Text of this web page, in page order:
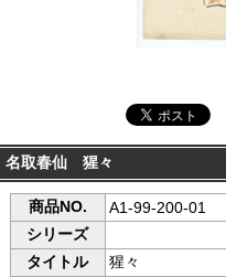
名取春仙 猩々
商品NO.
A1-99-200-01
シリーズ
タイトル
猩々